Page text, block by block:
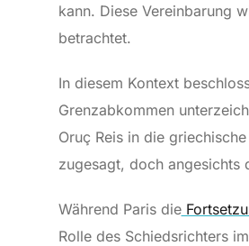
kann. Diese Vereinbarung
betrachtet.
In diesem Kontext
Grenzabkommen
Oruç Reis in die
zugesagt, doch angesichts
Während Paris die
Rolle des Schiedsrichters